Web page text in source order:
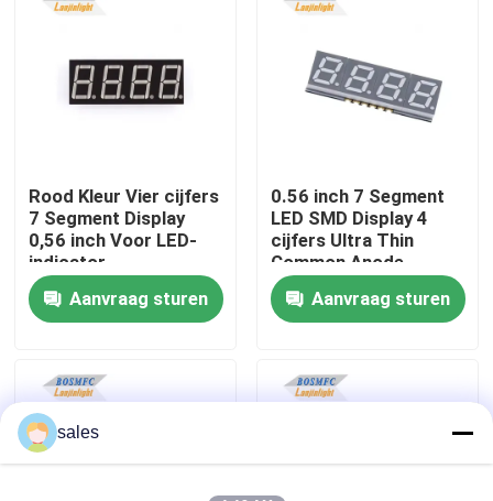
VR-show
Fabrieksreis
Kwaliteitscontrole
nieuws
Rood Kleur Vier cijfers
7 Segment Display
0,56 inch Voor LED-
indicator
Aanvraag sturen
0.56 inch 7 Segment
LED SMD Display 4
cijfers Ultra Thin
Common Anode
Aanvraag sturen
sales